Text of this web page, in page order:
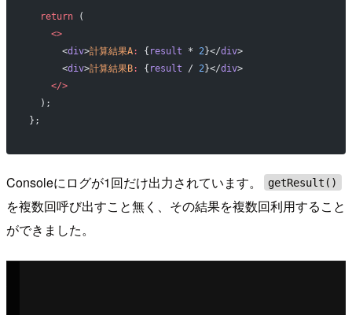
  return
(
    <>
      <
div>計算結果A: { result * 2}</div>
      <
div>計算結果B: { result / 2}</div>
    </>
  );
};
Consoleにログが1回だけ出力されています。 getResult()
を複数回呼び出すこと無く、その結果を複数回利用すること
ができました。